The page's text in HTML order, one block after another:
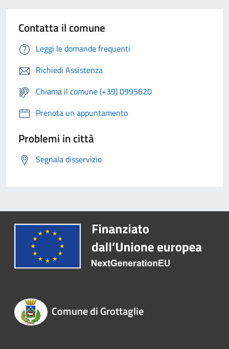
Contatta il comune
Leggi le domande frequenti
Richiedi Assistenza
Chiama il comune (+39) 0995620
Prenota un appuntamento
Problemi in città
Segnala disservizio
Comune di Grottaglie